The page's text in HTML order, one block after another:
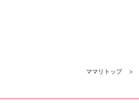
ママリトップ